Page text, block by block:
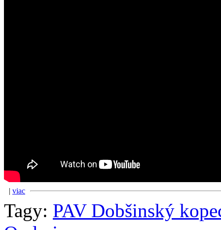
| viac
Tagy: PAV Dobšinský